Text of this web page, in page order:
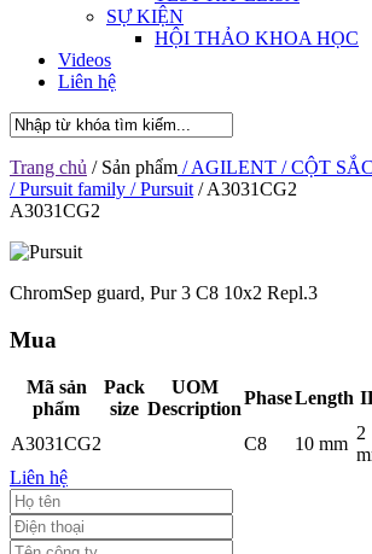
SỰ KIỆN
HỘI THẢO KHOA HỌC
Videos
Liên hệ
Trang chủ / Sản phẩm / AGILENT / CỘT
/ Pursuit family / Pursuit / A3031CG2
A3031CG2
ChromSep guard, Pur 3 C8 10x2 Repl.3
Mua
Mã sản
phẩm
Pack
size
UOM
Description
PhaseLength
A3031CG2 C8 10 mm
2
Liên hệ